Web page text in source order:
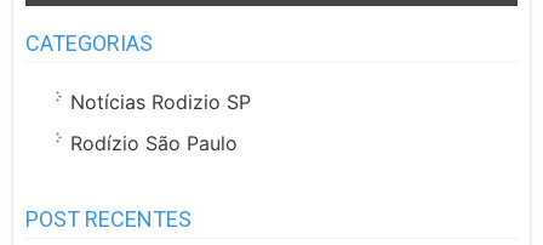
CATEGORIAS
Notícias Rodizio SP
Rodízio São Paulo
POST RECENTES